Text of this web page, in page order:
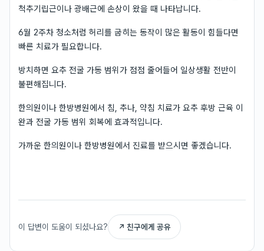
척추기립근이나 광배근에 손상이 왔을 때 나타납니다.
6월 2주차 청소처럼 허리를 굽히는 동작이 많은 활동이 힘들다면
빠른 치료가 필요합니다.
방치하면 요추 전굴 가동 범위가 점점 줄어들어 일상생활 전반이
불편해집니다.
한의원이나 한방병원에서 침, 추나, 약침 치료가 요추 후방 근육 이
완과 전굴 가동 범위 회복에 효과적입니다.
가까운 한의원이나 한방병원에서 진료를 받으시면 좋겠습니다.
이 답변이 도움이 되셨나요? ↗ 친구에게 공유